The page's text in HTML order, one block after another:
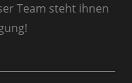
Team steht ihnen